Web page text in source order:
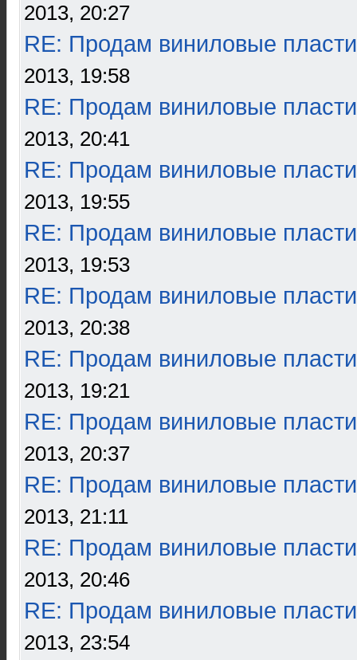
2013, 20:27
RE: Продам виниловые
2013, 19:58
RE: Продам виниловые
2013, 20:41
RE: Продам виниловые
2013, 19:55
RE: Продам виниловые
2013, 19:53
RE: Продам виниловые
2013, 20:38
RE: Продам виниловые
2013, 19:21
RE: Продам виниловые
2013, 20:37
RE: Продам виниловые
2013, 21:11
RE: Продам виниловые
2013, 20:46
RE: Продам виниловые
2013, 23:54